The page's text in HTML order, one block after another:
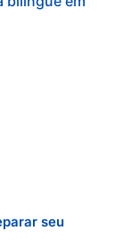
seu